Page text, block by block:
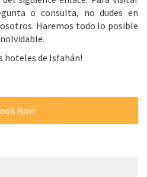
o consulta, no dudes en
Haremos todo lo posible
hoteles de Isfahán!
Now